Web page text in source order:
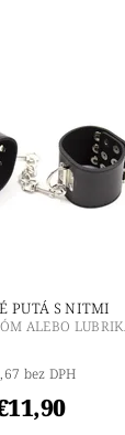
PUTÁ S NITMI
ALEBO
bez DPH